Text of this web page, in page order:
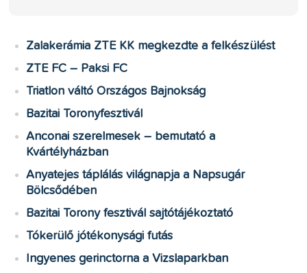
Zalakerámia ZTE KK megkezdte a felkészülést
ZTE FC – Paksi FC
Triatlon váltó Országos Bajnokság
Bazitai Toronyfesztivál
Anconai szerelmesek – bemutató a
Kvártélyházban
Anyatejes táplálás világnapja a Napsugár
Bölcsődében
Bazitai Torony fesztivál sajtótájékoztató
Tókerülő jótékonysági futás
Ingyenes gerinctorna a Vizslaparkban